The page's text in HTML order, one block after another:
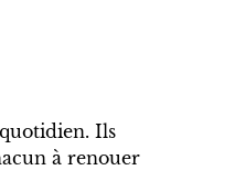
Ils
à renouer